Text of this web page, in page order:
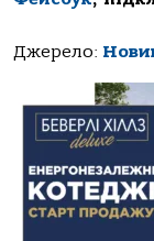
Джерело: